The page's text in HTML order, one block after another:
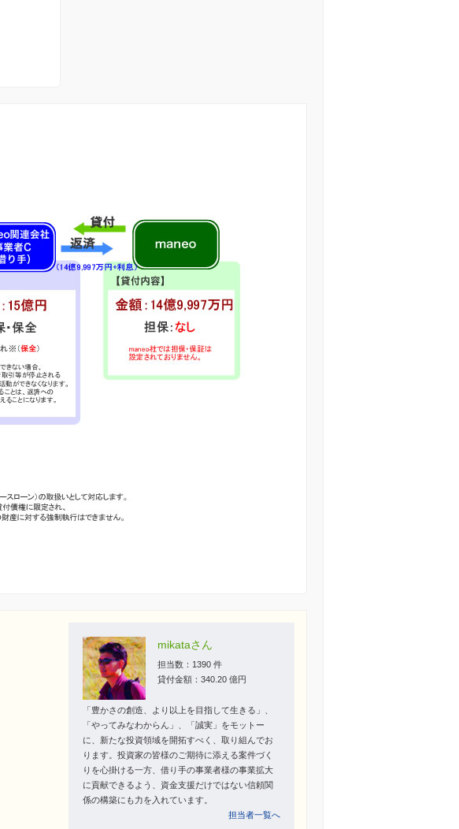
mikataさん
担当数：1390 件
貸付金額：340.20 億円
「豊かさの創造、より以上を目指して生きる」、
「やってみなわからん」、「誠実」をモットー
に、新たな投資領域を開拓すべく、取り組んでお
ります。投資家の皆様のご期待に添える案件づく
りを心掛ける一方、借り手の事業者様の事業拡大
に貢献できるよう、資金支援だけではない信頼関
係の構築にも力を入れています。
担当者一覧へ